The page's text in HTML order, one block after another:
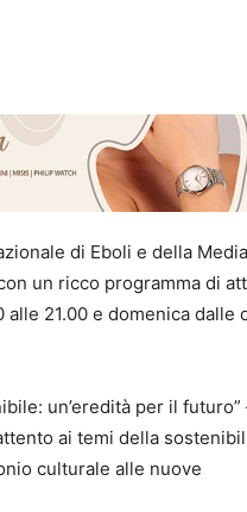
di Eboli e della
un ricco programma di
21.00 e domenica dalle
un’eredità per il
ai temi della
culturale alle nuove